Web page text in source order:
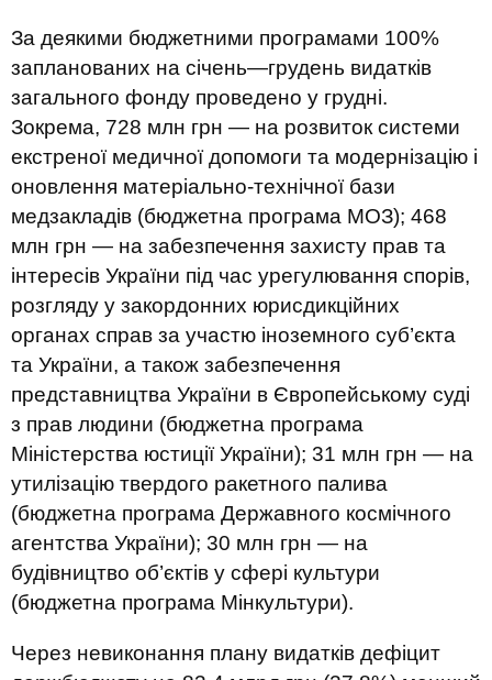
За деякими бюджетними програмами 100%
запланованих на січень—грудень видатків
загального фонду проведено у грудні.
Зокрема, 728 млн грн — на розвиток системи
екстреної медичної допомоги та модернізацію і
оновлення матеріально-технічної бази
медзакладів (бюджетна програма МОЗ); 468
млн грн — на забезпечення захисту прав та
інтересів України під час урегулювання спорів,
розгляду у закордонних юрисдикційних
органах справ за участю іноземного суб’єкта
та України, а також забезпечення
представництва України в Європейському суді
з прав людини (бюджетна програма
Міністерства юстиції України); 31 млн грн — на
утилізацію твердого ракетного палива
(бюджетна програма Державного космічного
агентства України); 30 млн грн — на
будівництво об’єктів у сфері культури
(бюджетна програма Мінкультури).
Через невиконання плану видатків дефіцит